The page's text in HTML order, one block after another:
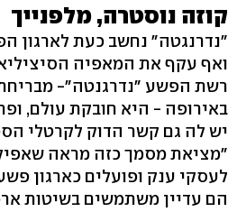
קוזה נוסטרה, מלפנייך
"נדרנגטה" נחשב כעת לארגון
ואף עקף את המאפיה
רשת הפשע "נדרגנטה"-
באירופה - היא חובקת עולם,
יש לה גם קשר הדוק לקרטלי
"מציאת מסמך כזה מראה
לעסקי ענק ופועלים כארגון
הם עדיין משתמשים בשיטות